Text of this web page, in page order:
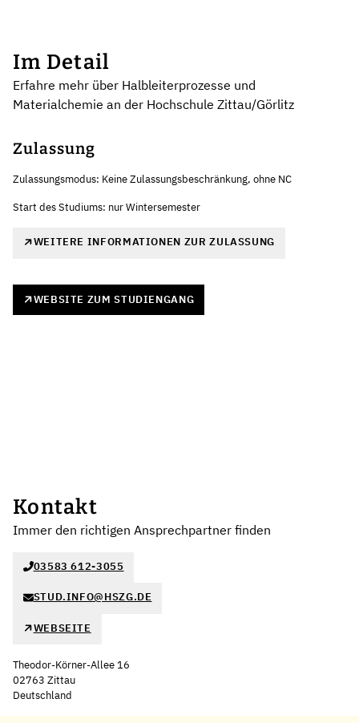
Im Detail
Erfahre mehr über Halbleiterprozesse und
Materialchemie an der Hochschule Zittau/Görlitz
Zulassung
Zulassungsmodus: Keine Zulassungsbeschränkung, ohne NC
Start des Studiums: nur Wintersemester
WEITERE INFORMATIONEN ZUR ZULASSUNG
WEBSITE ZUM STUDIENGANG
Kontakt
Immer den richtigen Ansprechpartner finden
03583 612-3055
STUD.INFO@HSZG.DE
WEBSEITE
Theodor-Körner-Allee 16
02763 Zittau
Deutschland